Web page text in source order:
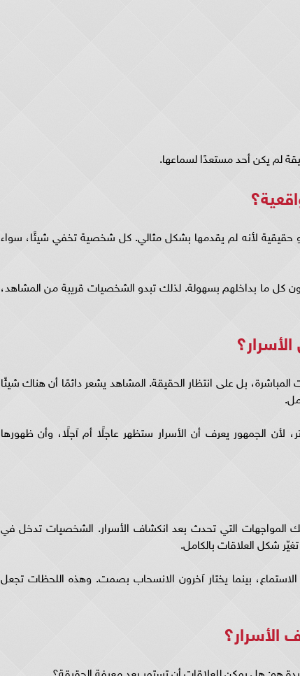
لم يكن أحد مستعدًا لسماعها.
لأنه لم يقدمها بشكل مثالي. كل شخصية تخفي شيئًا، سواء
كل ما بداخلهم بسهولة. لذلك تبدو الشخصيات قريبة من المشاهد،
المباشرة، بل على انتظار الحقيقة. المشاهد يشعر دائمًا أن هناك شيئًا
لأن الجمهور يعرف أن الأسرار ستظهر عاجلًا أم آجلًا، وأن ظهورها
التي تحدث بعد انكشاف الأسرار. الشخصيات تدخل في
شكل العلاقات بالكامل.
بينما يختار آخرون الانسحاب بصمت. وهذه اللحظات تجعل
الأسرار؟
هو: هل يمكن للعلاقات أن تستمر بعد معرفة الحقيقة؟